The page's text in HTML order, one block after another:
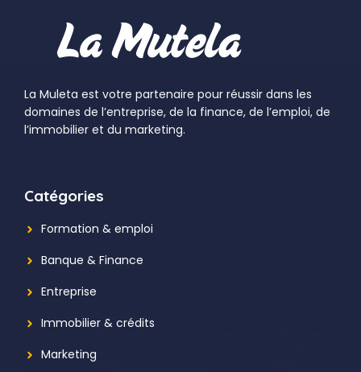
La Muleta est votre partenaire pour réussir dans les
domaines de l’entreprise, de la finance, de l’emploi, de
l’immobilier et du marketing.
Catégories
Formation & emploi
Banque & Finance
Entreprise
Immobilier & crédits
Marketing